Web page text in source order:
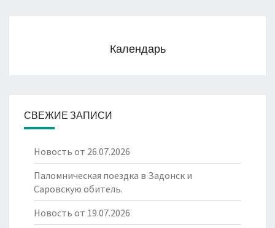
Календарь
СВЕЖИЕ ЗАПИСИ
Новость от 26.07.2026
Паломническая поездка в Задонск и
Саровскую обитель.
Новость от 19.07.2026